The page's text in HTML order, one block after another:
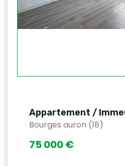
Appartement /
Bourges auron (18)
75 000 €